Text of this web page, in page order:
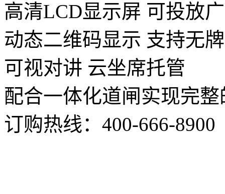
高清LCD显示屏 可投放
动态二维码显示 支持无
可视对讲 云坐席托管
配合一体化道闸实现完
订购热线： 400-666-8900